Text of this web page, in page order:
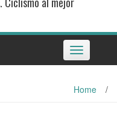
Toggle
navigation
Home /